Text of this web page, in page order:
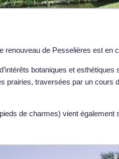
renouveau de Pesselières est en
botaniques et esthétiques
prairies, traversées par un cours
de charmes) vient également